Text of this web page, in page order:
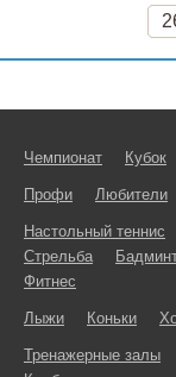
Чемпионат Кубок
Профи Любители
Настольный теннис
Стрельба
Фитнес
Лыжи Коньки
Тренажерные залы